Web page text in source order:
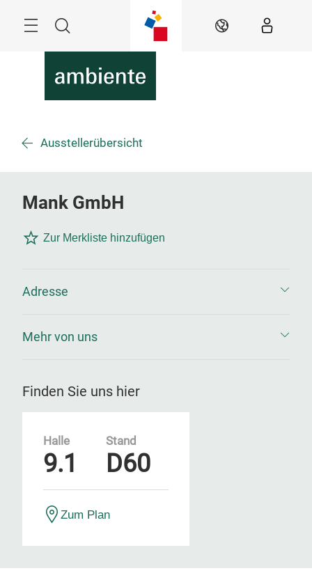
Suche DE
Ausstellerübersicht
Mank GmbH
Zur Merkliste hinzufügen
Adresse
Mehr von uns
Finden Sie uns hier
Halle
9.1
Stand
D60
Zum Plan